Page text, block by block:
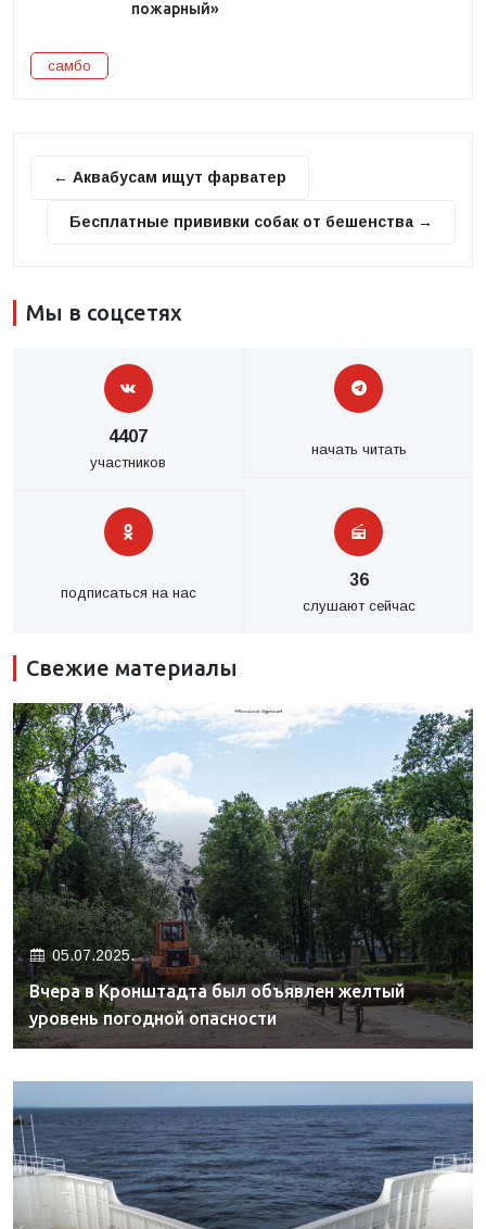
пожарный»
самбо
← Аквабусам ищут фарватер
Бесплатные прививки собак от бешенства →
Мы в соцсетях
4407
участников
начать читать
подписаться на нас
36
слушают сейчас
Свежие материалы
05.07.2025.
Вчера в Кронштадта был объявлен желтый
уровень погодной опасности